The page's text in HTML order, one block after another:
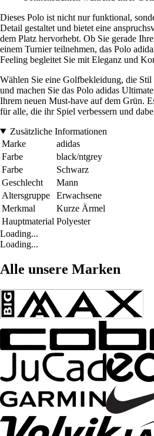
Dieses Polo ist nicht nur funktional,
Detail gestaltet und bietet eine
dem Platz hervorhebt. Ob Sie gerade
einem Turnier teilnehmen, das Polo
Feeling begleitet Sie mit Eleganz und
Wählen Sie eine Golfbekleidung, die
und machen Sie das Polo adidas
Ihrem neuen Must-have auf dem Grün.
für alle, die ihr Spiel verbessern und
Zusätzliche Informationen
Marke
adidas
Farbe
black/ntgrey
Farbe
Schwarz
Geschlecht
Mann
Altersgruppe
Erwachsene
Merkmal
Kurze Ärmel
Hauptmaterial Polyester
Loading...
Loading...
Alle unsere Marken